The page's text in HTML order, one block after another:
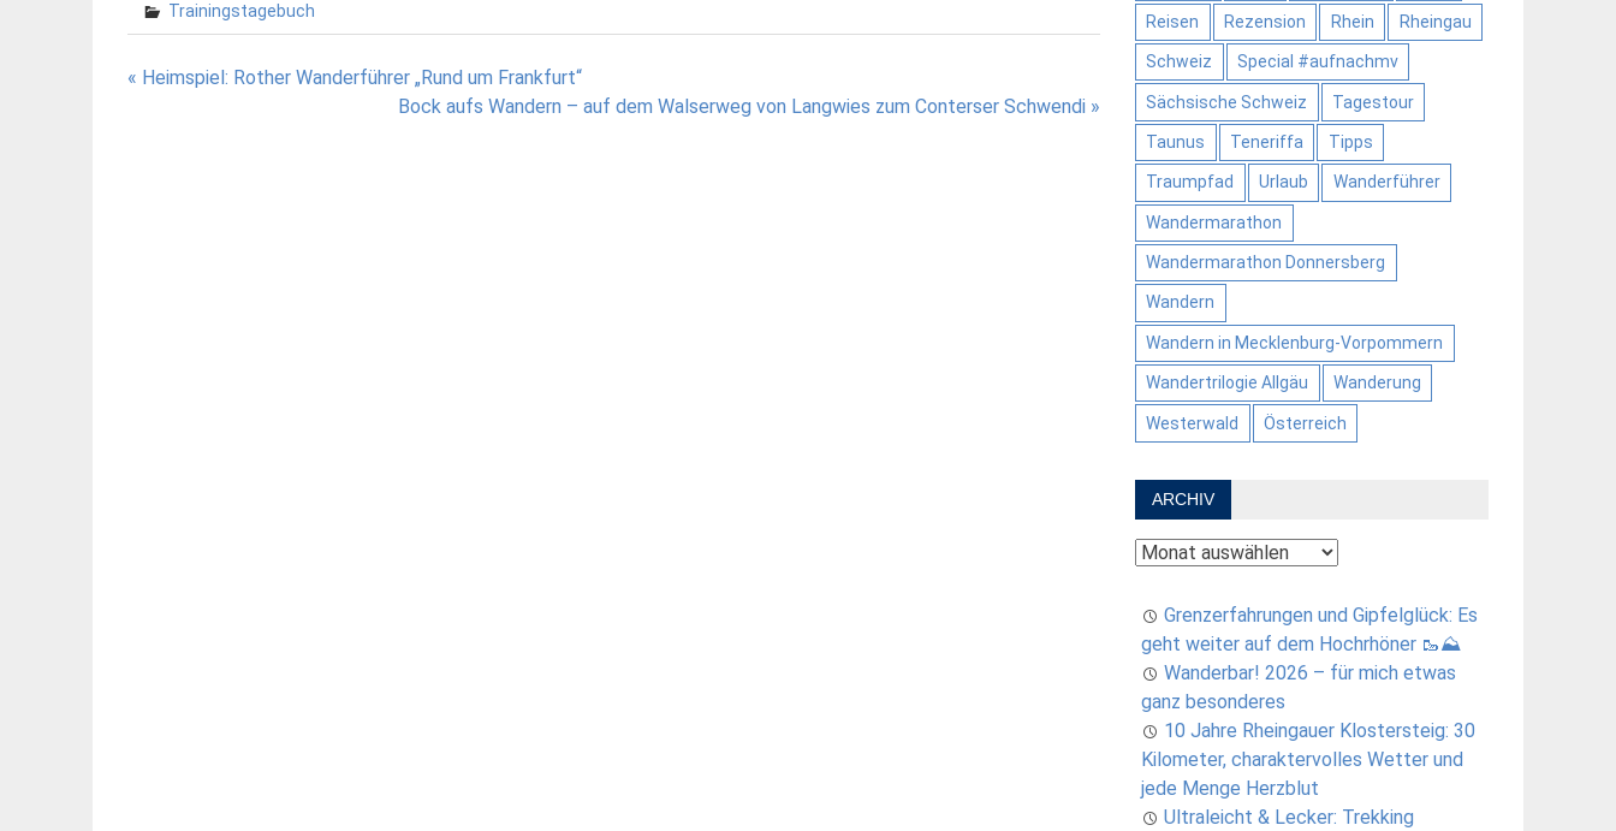
Trainingstagebuch
Beitragsnavigation
« Heimspiel: Rother Wanderführer „Rund um Frankfurt“
Bock aufs Wandern – auf dem Walserweg von Langwies zum Conterser Schwendi »
Reisen Rezension Rhein Rheingau
Schweiz Special #aufnachmv
Sächsische Schweiz Tagestour
Taunus Teneriffa Tipps
Traumpfad Urlaub Wanderführer
Wandermarathon
Wandermarathon Donnersberg
Wandern
Wandern in Mecklenburg-Vorpommern
Wandertrilogie Allgäu Wanderung
Westerwald Österreich
ARCHIV
Archiv
Grenzerfahrungen und Gipfelglück: Es
geht weiter auf dem Hochrhöner 🥾⛰️
Wanderbar! 2026 – für mich etwas
ganz besonderes
10 Jahre Rheingauer Klostersteig: 30
Kilometer, charaktervolles Wetter und
jede Menge Herzblut
Ultraleicht & Lecker: Trekking